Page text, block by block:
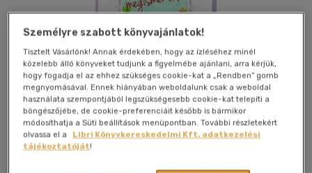
Kívánságlistához adom Megosztom
Személyre szabott könyvajánlatok!
Tisztelt Vásárlónk! Annak érdekében, hogy az ízléséhez minél
közelebb álló könyveket tudjunk a figyelmébe ajánlani, arra kérjük,
hogy fogadja el az ehhez szükséges cookie-kat a „Rendben” gomb
megnyomásával. Ennek hiányában weboldalunk csak a weboldal
használata szempontjából legszükségesebb cookie-kat telepíti a
böngészőjébe, de cookie-preferenciáit később is bármikor
módosíthatja a Süti beállítások menüpontban. További részletekért
olvassa el a
Libri Könyvkereskedelmi Kft. adatkezelési
tájékoztatóját!